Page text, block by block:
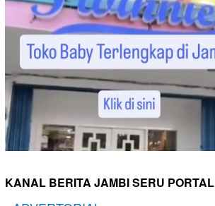
KANAL BERITA JAMBI SERU PORTAL